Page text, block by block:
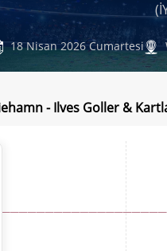
18 Nisan 2026 Cumartesi
- Ilves Goller &